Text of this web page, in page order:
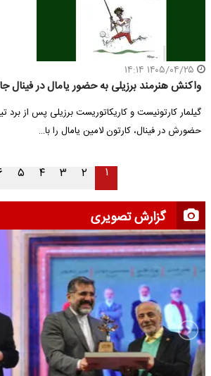
واکنش هنرمند برزیلی به حضور یامال در فینال
گیلمار کارتونیست و کاریکاتوریست برزیلی پس از برد
حضورش در فینال، کارتون لامین یامال را با…
۱ ۲ ۳ ۴ ۵
گزارش تصویری